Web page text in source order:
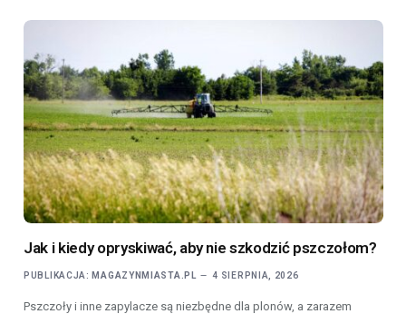
Jak i kiedy opryskiwać, aby nie szkodzić pszczołom?
PUBLIKACJA: MAGAZYNMIASTA.PL 4 SIERPNIA, 2026
Pszczoły i inne zapylacze są niezbędne dla plonów, a zarazem